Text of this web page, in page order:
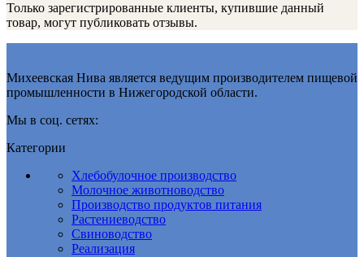
Только зарегистрированные клиенты, купившие данный
товар, могут публиковать отзывы.
Михеевская Нива является ведущим производителем пищевой
промышленности в Нижегородской области.
Мы в соц. сетях:
Категории
Хлебобулочное производство
Молочное животноводство
Производство продуктов питания
Растениеводство
Свиноводство
Реализация